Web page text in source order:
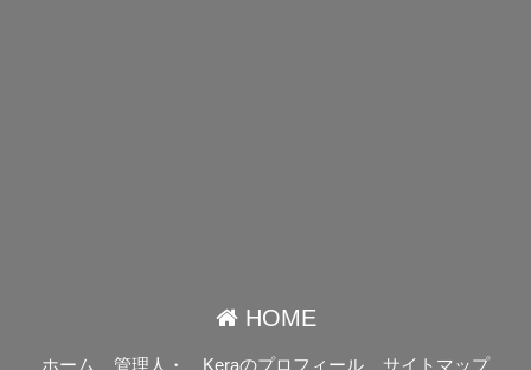
HOME
ホーム 管理人・ Keraのプロフィール サイトマップ